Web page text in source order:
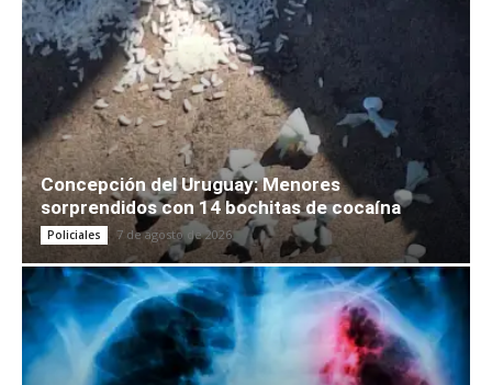
Concepción del Uruguay: Menores
sorprendidos con 14 bochitas de cocaína
Policiales 7 de agosto de 2026